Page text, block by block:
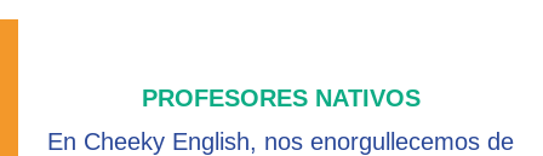
PROFESORES NATIVOS
En Cheeky English, nos enorgullecemos de